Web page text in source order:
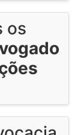
os